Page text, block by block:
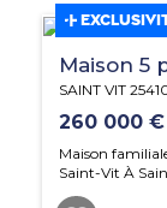
Maison 5
SAINT VIT
260 000 €
Maison
Saint-Vit